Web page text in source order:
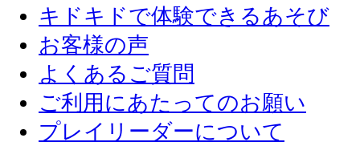
キドキドで体験できるあそび
お客様の声
よくあるご質問
ご利用にあたってのお願い
プレイリーダーについて